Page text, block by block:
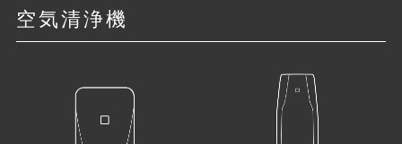
空気清浄機